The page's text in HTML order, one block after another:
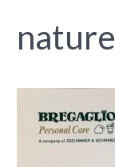
nature